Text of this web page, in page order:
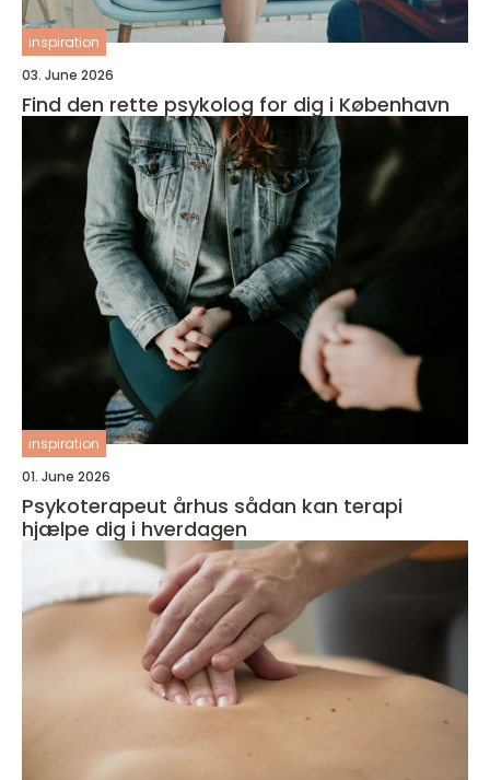
inspiration
03. June 2026
Find den rette psykolog for dig i København
inspiration
01. June 2026
Psykoterapeut århus sådan kan terapi
hjælpe dig i hverdagen